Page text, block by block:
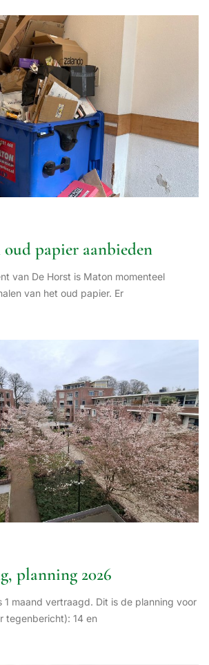
oud papier aanbieden
van De Horst is Maton momenteel
van het oud papier. Er
planning 2026
1 maand vertraagd. Dit is de planning voor
tegenbericht): 14 en